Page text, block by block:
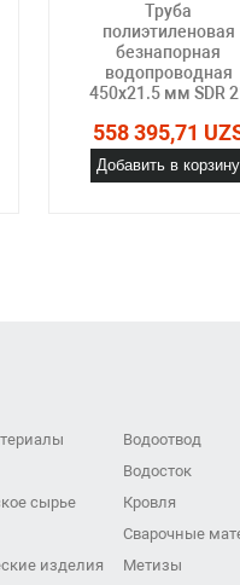
Труба
полиэтиленовая
безнапорная
водопроводная
450х21.5 мм SDR
558 395,71
Добавить в корзину
сырье
изделия
Водоотвод
Водосток
Кровля
Сварочные
Метизы